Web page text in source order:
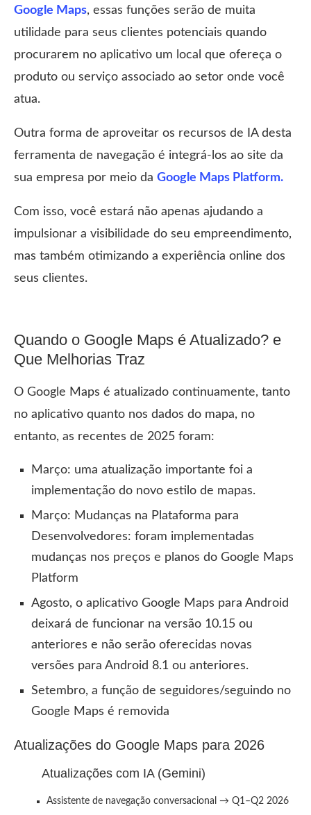
Google Maps, essas funções serão de muita
utilidade para seus clientes potenciais quando
procurarem no aplicativo um local que ofereça o
produto ou serviço associado ao setor onde você
atua.
Outra forma de aproveitar os recursos de IA desta
ferramenta de navegação é integrá-los ao site da
sua empresa por meio da Google Maps Platform.
Com isso, você estará não apenas ajudando a
impulsionar a visibilidade do seu empreendimento,
mas também otimizando a experiência online dos
seus clientes.
Quando o Google Maps é Atualizado? e
Que Melhorias Traz
O Google Maps é atualizado continuamente, tanto
no aplicativo quanto nos dados do mapa, no
entanto, as recentes de 2025 foram:
Março: uma atualização importante foi a
implementação do novo estilo de mapas.
Março: Mudanças na Plataforma para
Desenvolvedores: foram implementadas
mudanças nos preços e planos do Google Maps
Platform
Agosto, o aplicativo Google Maps para Android
deixará de funcionar na versão 10.15 ou
anteriores e não serão oferecidas novas
versões para Android 8.1 ou anteriores.
Setembro, a função de seguidores/seguindo no
Google Maps é removida
Atualizações do Google Maps para 2026
Atualizações com IA (Gemini)
Assistente de navegação conversacional → Q1–Q2 2026